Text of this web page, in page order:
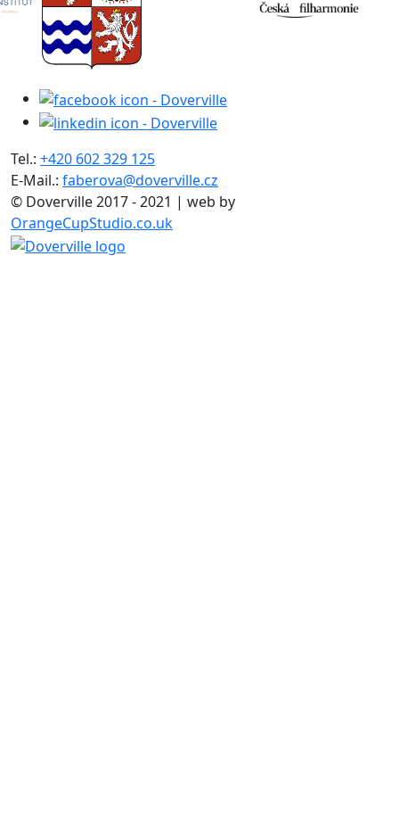
Tel.: +420 602 329 125
E-Mail.: faberova@doverville.cz
© Doverville 2017 - 2021 | web by
OrangeCupStudio.co.uk